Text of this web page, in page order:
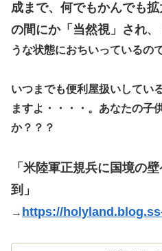
成まで、何でもかんでも
の間にか「当然視」され、
うな状態におちいっているの
いつまでも便利屋扱いしてい
ますよ・・・・。あなたの子
か？？？
「米陸軍正規兵に国境の
到」
→ https://